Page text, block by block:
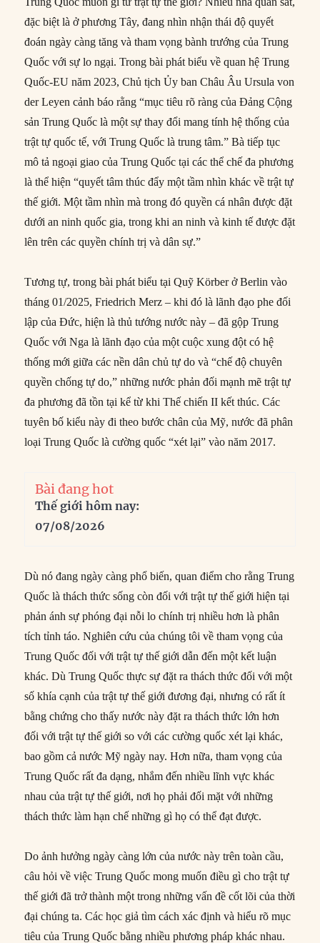
đặc biệt là ở phương Tây, đang nhìn nhận thái độ quyết
đoán ngày càng tăng và tham vọng bành trướng của Trung
Quốc với sự lo ngại. Trong bài phát biểu về quan hệ Trung
Quốc-EU năm 2023, Chủ tịch Ủy ban Châu Âu Ursula von
der Leyen cảnh báo rằng “mục tiêu rõ ràng của Đảng Cộng
sản Trung Quốc là một sự thay đổi mang tính hệ thống của
trật tự quốc tế, với Trung Quốc là trung tâm.” Bà tiếp tục
mô tả ngoại giao của Trung Quốc tại các thể chế đa phương
là thể hiện “quyết tâm thúc đẩy một tầm nhìn khác về trật tự
thế giới. Một tầm nhìn mà trong đó quyền cá nhân được đặt
dưới an ninh quốc gia, trong khi an ninh và kinh tế được đặt
lên trên các quyền chính trị và dân sự.”
Tương tự, trong bài phát biểu tại Quỹ Körber ở Berlin vào
tháng 01/2025, Friedrich Merz – khi đó là lãnh đạo phe đối
lập của Đức, hiện là thủ tướng nước này – đã gộp Trung
Quốc với Nga là lãnh đạo của một cuộc xung đột có hệ
thống mới giữa các nền dân chủ tự do và “chế độ chuyên
quyền chống tự do,” những nước phản đối mạnh mẽ trật tự
đa phương đã tồn tại kể từ khi Thế chiến II kết thúc. Các
tuyên bố kiểu này đi theo bước chân của Mỹ, nước đã phân
loại Trung Quốc là cường quốc “xét lại” vào năm 2017.
Bài đang hot
Thế giới hôm nay:
07/08/2026
Dù nó đang ngày càng phổ biến, quan điểm cho rằng Trung
Quốc là thách thức sống còn đối với trật tự thế giới hiện tại
phản ánh sự phóng đại nỗi lo chính trị nhiều hơn là phân
tích tỉnh táo. Nghiên cứu của chúng tôi về tham vọng của
Trung Quốc đối với trật tự thế giới dẫn đến một kết luận
khác. Dù Trung Quốc thực sự đặt ra thách thức đối với một
số khía cạnh của trật tự thế giới đương đại, nhưng có rất ít
bằng chứng cho thấy nước này đặt ra thách thức lớn hơn
đối với trật tự thế giới so với các cường quốc xét lại khác,
bao gồm cả nước Mỹ ngày nay. Hơn nữa, tham vọng của
Trung Quốc rất đa dạng, nhắm đến nhiều lĩnh vực khác
nhau của trật tự thế giới, nơi họ phải đối mặt với những
thách thức làm hạn chế những gì họ có thể đạt được.
Do ảnh hưởng ngày càng lớn của nước này trên toàn cầu,
câu hỏi về việc Trung Quốc mong muốn điều gì cho trật tự
thế giới đã trở thành một trong những vấn đề cốt lõi của thời
đại chúng ta. Các học giả tìm cách xác định và hiểu rõ mục
tiêu của Trung Quốc bằng nhiều phương pháp khác nhau.